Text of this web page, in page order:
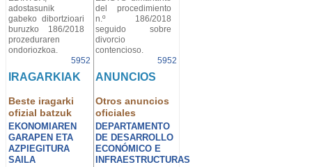
adostasunik
gabeko dibortzioari
buruzko 186/2018
prozeduraren
ondoriozkoa.
5952
del procedimiento
n.º 186/2018
seguido sobre
divorcio
contencioso.
5952
IRAGARKIAK
Beste iragarki
ofizial batzuk
EKONOMIAREN
GARAPEN ETA
AZPIEGITURA
SAILA
ANUNCIOS
Otros anuncios
oficiales
DEPARTAMENTO
DE DESARROLLO
ECONÓMICO E
INFRAESTRUCTURAS